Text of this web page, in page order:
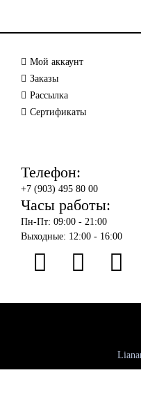
Мой аккаунт
Заказы
Рассылка
Сертификаты
Телефон:
+7 (903) 495 80 00
Часы работы:
Пн-Пт: 09:00 - 21:00
Выходные: 12:00 - 16:00